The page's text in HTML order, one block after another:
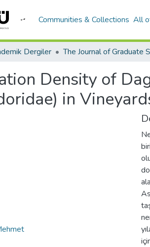
Communities & Collections All
Dergiler
Density of
in